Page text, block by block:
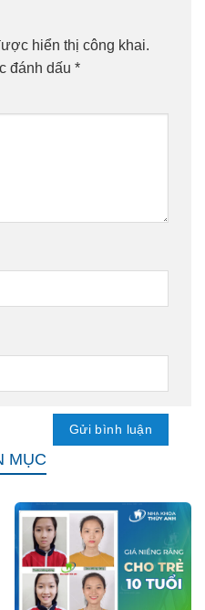
hiển thị công khai.
đánh dấu *
MỤC